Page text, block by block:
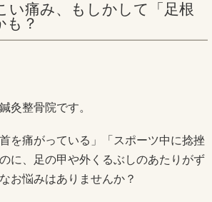
い痛み、もしかして「足根
も？
灸整骨院です。
を痛がっている」「スポーツ中に捻挫
に、足の甲や外くるぶしのあたりがず
お悩みはありませんか？